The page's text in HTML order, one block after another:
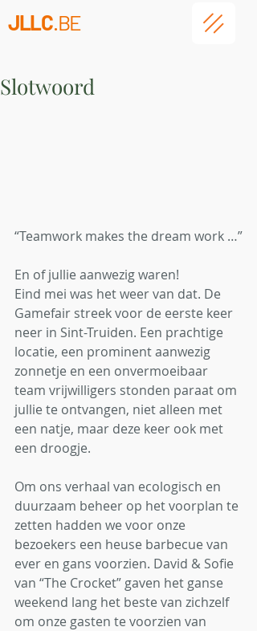
JLLC.BE
Slotwoord
“Teamwork makes the dream work …”
En of jullie aanwezig waren!
Eind mei was het weer van dat. De
Gamefair streek voor de eerste keer
neer in Sint-Truiden. Een prachtige
locatie, een prominent aanwezig
zonnetje en een onvermoeibaar
team vrijwilligers stonden paraat om
jullie te ontvangen, niet alleen met
een natje, maar deze keer ook met
een droogje.
Om ons verhaal van ecologisch en
duurzaam beheer op het voorplan te
zetten hadden we voor onze
bezoekers een heuse barbecue van
ever en gans voorzien. David & Sofie
van “The Crocket” gaven het ganse
weekend lang het beste van zichzelf
om onze gasten te voorzien van